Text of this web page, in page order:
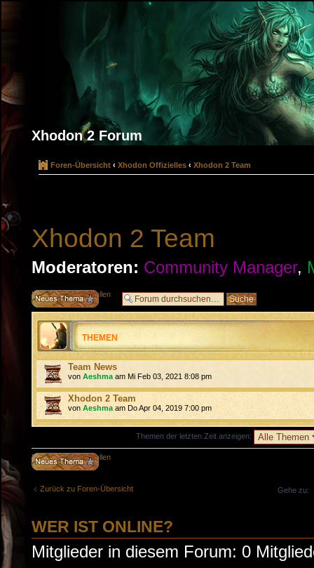
Xhodon 2 Forum
Foren-Übersicht ‹ Xhodon Offizielles ‹ Xhodon 2 Team
Xhodon 2 Team
Moderatoren: Community Manager,
Neues Thema erstellen
THEMEN
Team News
von Aeshma am Mi Feb 03, 2021 8:08 pm
Xhodon 2 Team
von Aeshma am Do Apr 04, 2019 7:00 pm
Themen der letzten Zeit anzeigen:
Neues Thema erstellen
Zurück zu Foren-Übersicht Gehe zu:
WER IST ONLINE?
Mitglieder in diesem Forum: 0